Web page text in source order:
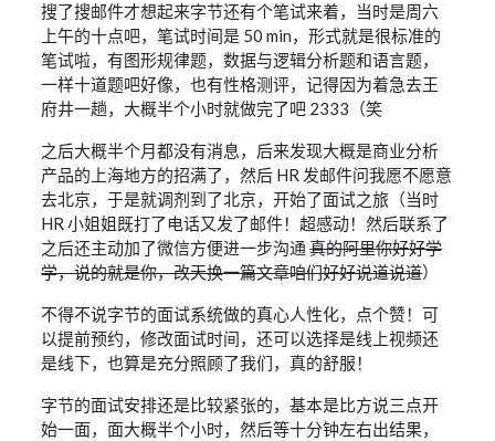
搜了搜邮件才想起来字节还有个笔试来着，当时是周六
上午的十点吧，笔试时间是 50 min，形式就是很标准的
笔试啦，有图形规律题，数据与逻辑分析题和语言题，
一样十道题吧好像，也有性格测评，记得因为着急去王
府井一趟，大概半个小时就做完了吧 2333（笑
之后大概半个月都没有消息，后来发现大概是商业分析
产品的上海地方的招满了，然后 HR 发邮件问我愿不愿意
去北京，于是就调剂到了北京，开始了面试之旅（当时
HR 小姐姐既打了电话又发了邮件！超感动！然后联系了
之后还主动加了微信方便进一步沟通真的阿里你好好学
学，说的就是你，改天换一篇文章咱们好好说道说道）
不得不说字节的面试系统做的真心人性化，点个赞！可
以提前预约，修改面试时间，还可以选择是线上视频还
是线下，也算是充分照顾了我们，真的舒服！
字节的面试安排还是比较紧张的，基本是比方说三点开
始一面，面大概半个小时，然后等十分钟左右出结果，